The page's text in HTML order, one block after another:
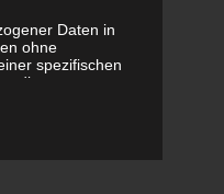
Daten in
ohne
spezifischen
diese
und
die
einer